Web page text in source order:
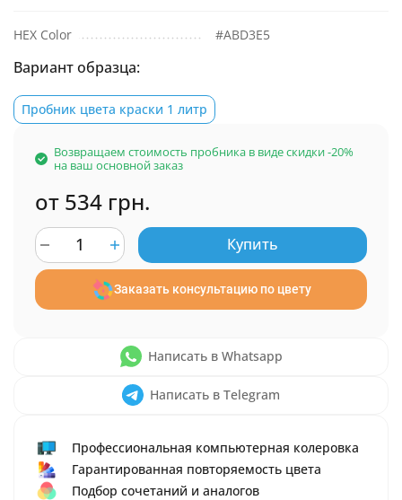
HEX Color #ABD3E5
Вариант образца:
Пробник цвета краски 1 литр
Возвращаем стоимость пробника в виде скидки -20%
на ваш основной заказ
от 534 грн.
Купить
Заказать консультацию по цвету
Написать в Whatsapp
Написать в Telegram
Профессиональная компьютерная колеровка
Гарантированная повторяемость цвета
Подбор сочетаний и аналогов